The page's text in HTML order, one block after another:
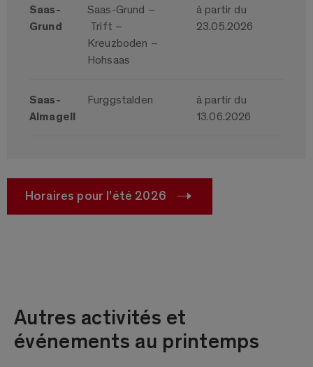
Saas-
Grund
Saas-Grund ­–
Trift –
Kreuzboden –
Hohsaas
à partir du
23.05.2026
Saas-
Almagell
Furggstalden
à partir du
13.06.2026
Horaires pour l'été 2026
Autres activités et
événements au printemps